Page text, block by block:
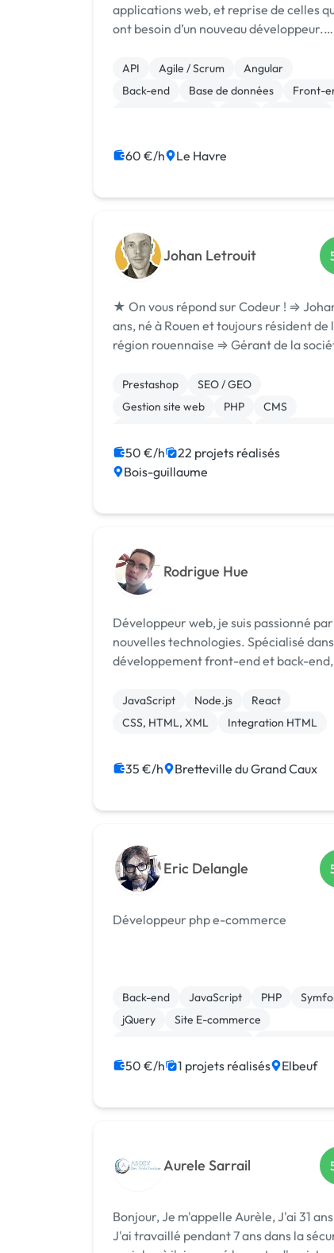
applications web, et reprise de celles
ont besoin d’un nouveau développeur.
Magento, Devis gratuit sous 24 h.
API Agile / Scrum
Angular
Back-end
Base de données
Front-
60 €/h Le Havre
Johan Letrouit
★ On vous répond sur Codeur ! ⇒
ans, né à Rouen et toujours résident de
région rouennaise ⇒ Gérant de la
(Infogreffe : [URL MASQUÉE]) ⇒ À
de la croissance de Digiactif f...
Prestashop
SEO / GEO
Gestion site web
PHP
CMS
WordPress
50 €/h
22 projets réalisés
Bois-guillaume
Rodrigue Hue
Développeur web, je suis passionné
nouvelles technologies. Spécialisé
développement front-end et back-
mon parcours, j’ai appris à maîtriser
différents langages que j’utilise à bo...
JavaScript Node.js
React
CSS, HTML, XML
Integration HTML
35 €/h Bretteville du Grand Caux
Eric Delangle
Développeur php e-commerce
Back-end JavaScript PHP
jQuery
Site E-commerce
Charte graphique
50 €/h 1 projets réalisés Elbeuf
Aurele Sarrail
Bonjour, Je m'appelle Aurèle, J'ai 31 ans.
J'ai travaillé pendant 7 ans dans la